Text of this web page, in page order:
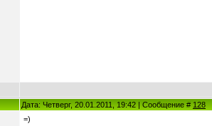
Дата: Четверг, 20.01.2011, 19:42 | Сообщение # 128
=)